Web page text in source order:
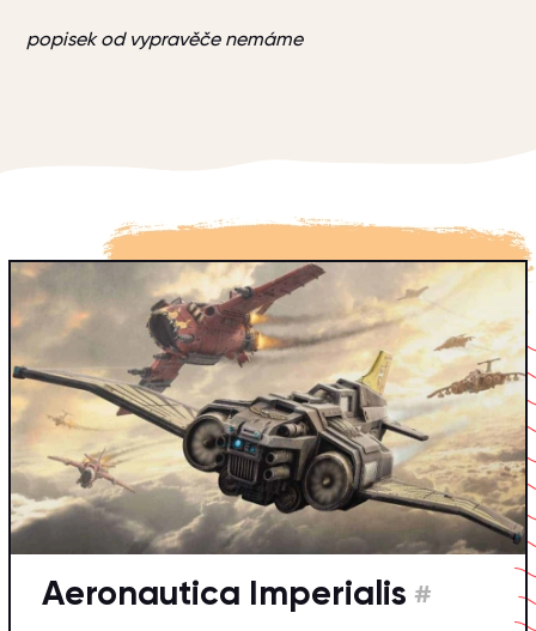
popisek od vypravěče nemáme
Aeronautica Imperialis #